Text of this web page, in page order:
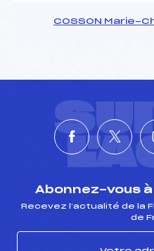
Catégorie :
COSSON Marie-
Abonnez-vous
Recevez l’actualité de la
de